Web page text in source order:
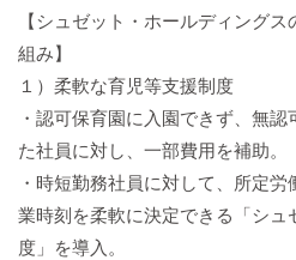
【シュゼット・ホールディング
組み】
１）柔軟な育児等支援制度
・認可保育園に入園できず、無
た社員に対し、一部費用を補助。
・時短勤務社員に対して、所定
業時刻を柔軟に決定できる「シュ
度」を導入。